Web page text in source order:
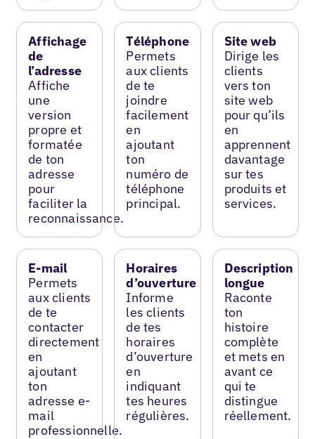
Affichage
de
l’adresse
Affiche
une
version
propre et
formatée
de ton
adresse
pour
faciliter la
reconnaissance.
Téléphone
Permets
aux clients
de te
joindre
facilement
en
ajoutant
ton
numéro de
téléphone
principal.
Site web
Dirige les
clients
vers ton
site web
pour qu’ils
en
apprennent
davantage
sur tes
produits et
services.
E-mail
Permets
aux clients
de te
contacter
directement
en
ajoutant
ton
adresse e-
mail
professionnelle.
Horaires
d’ouverture
Informe
les clients
de tes
horaires
d’ouverture
en
indiquant
tes heures
régulières.
Description
longue
Raconte
ton
histoire
complète
et mets en
avant ce
qui te
distingue
réellement.